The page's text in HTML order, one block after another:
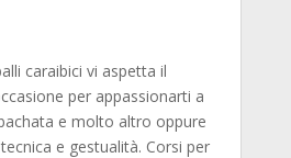
caraibici vi aspetta il
per appassionarti a
e molto altro oppure
e gestualità. Corsi per